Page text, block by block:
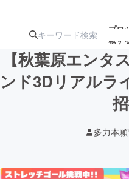
プロ
載す
注目の新
【秋葉原エンタ
ンド3Dリアルラ
多力本願